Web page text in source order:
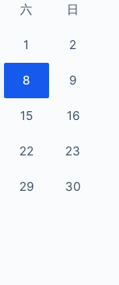
六 日
1 2
8 9
15 16
22 23
29 30